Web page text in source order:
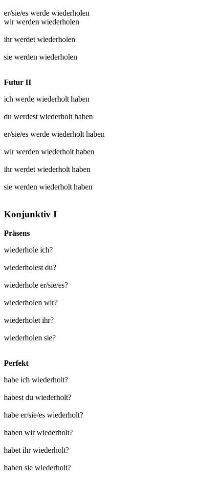
er/sie/es werde wiederholen
wir werden wiederholen
ihr werdet wiederholen
sie werden wiederholen
Futur II
ich werde wiederholt haben
du werdest wiederholt haben
er/sie/es werde wiederholt haben
wir werden wiederholt haben
ihr werdet wiederholt haben
sie werden wiederholt haben
Konjunktiv I
Präsens
wiederhole ich?
wiederholest du?
wiederhole er/sie/es?
wiederholen wir?
wiederholet ihr?
wiederholen sie?
Perfekt
habe ich wiederholt?
habest du wiederholt?
habe er/sie/es wiederholt?
haben wir wiederholt?
habet ihr wiederholt?
haben sie wiederholt?